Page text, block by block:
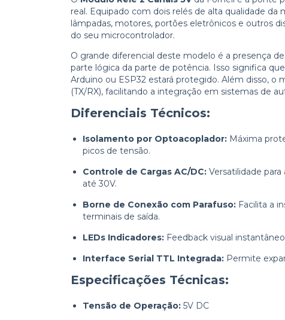
real. Equipado com dois relés de alta qualidade da
lâmpadas, motores, portões eletrônicos e outros
do seu microcontrolador.
O grande diferencial deste modelo é a presença de
parte lógica da parte de potência. Isso significa
Arduino ou ESP32 estará protegido. Além disso,
(TX/RX), facilitando a integração em sistemas de
Diferenciais Técnicos:
Isolamento por Optoacoplador: Máxima
picos de tensão.
Controle de Cargas AC/DC: Versatilidade
até 30V.
Borne de Conexão com Parafuso: Facilita a
terminais de saída.
LEDs Indicadores: Feedback visual
Interface Serial TTL Integrada: Permite
Especificações Técnicas:
Tensão de Operação: 5V DC